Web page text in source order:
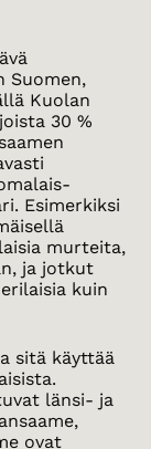
Suomen,
Kuolan
30 %
Esimerkiksi
murteita,
ja jotkut
kuin
sitä käyttää
länsi- ja
ovat